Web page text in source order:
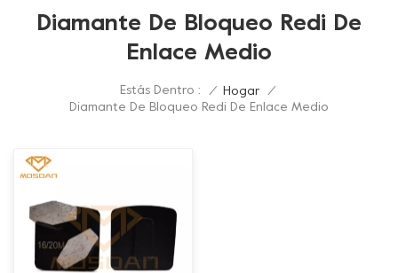
Diamante De Bloqueo Redi De
Enlace Medio
Estás Dentro : / Hogar
/
Diamante De Bloqueo Redi De Enlace Medio